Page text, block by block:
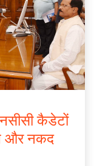
कैडेटों
और नकद